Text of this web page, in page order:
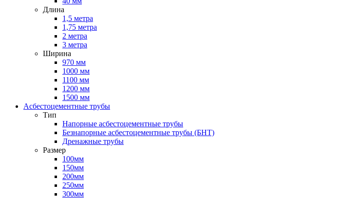
Длина
1,5 метра
1,75 метра
2 метра
3 метра
Ширина
970 мм
1000 мм
1100 мм
1200 мм
1500 мм
Асбестоцементные трубы
Тип
Напорные асбестоцементные трубы
Безнапорные асбестоцементные трубы (БНТ)
Дренажные трубы
Размер
100мм
150мм
200мм
250мм
300мм